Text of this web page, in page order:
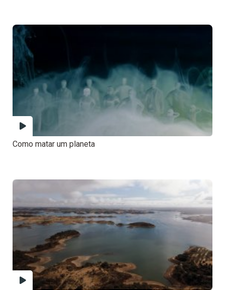
Como matar um planeta